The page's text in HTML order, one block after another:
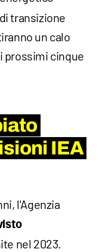
transizione
un calo
prossimi cinque
IEA
l'Agenzia
nel 2023.